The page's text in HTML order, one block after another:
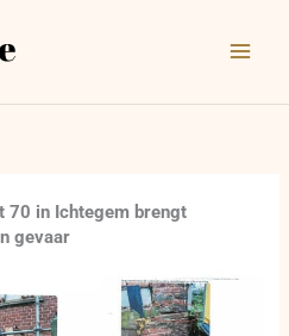
70 in Ichtegem brengt
gevaar